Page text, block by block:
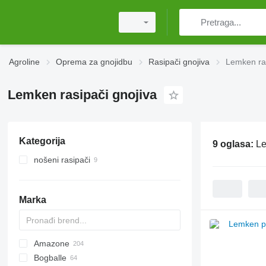
Agroline Oprema za gnojidbu Rasipači gnojiva Lemken
Lemken rasipači gnojiva
Kategorija
nošeni rasipači
Marka
Exacta
XPL
Amazone
D-series
HTS
ELYTE
Bogballe
9 oglasa: